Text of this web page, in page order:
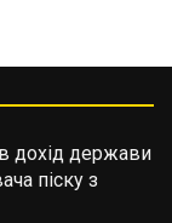
дохід держави
піску з